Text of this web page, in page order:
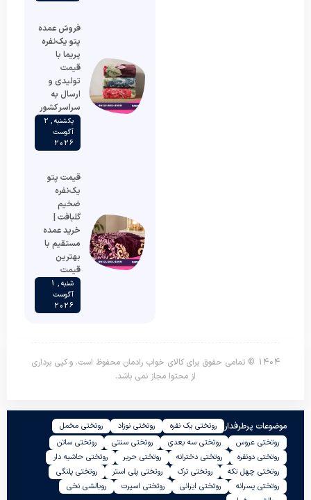
فروش عمده
پتو یک‌نفره
پریما با
قیمت
تولیدی و
ارسال به
سراسر کشور
یکشنبه , 2
آگوست
2026
قیمت پتو
یک‌نفره
ضخیم
گلبافت |
خرید عمده
مستقیم با
بهترین
قیمت
شنبه , 1
آگوست
2026
1404 © تمامی حقوق برای کالای خواب رادمان محفوظ است. و کپی برداری
از محتوا مجاز نمی باشد.
موضوعات پرطرفدار روتختی یک نفره روتختی نوزاد
روتختی مخمل
روتختی عروس
روتختی سه بعدی روتختی سنتی
روتختی ساتن
روتختی دونفره
روتختی دخترانه روتختی حریر
روتختی حاشیه دار
روتختی چهل تکه
روتختی ترک روتختی پلی استر
روتختی پلنگی
روتختی پسرانه
روتختی ایرانی روتختی اسپرت
روبالشی نخی